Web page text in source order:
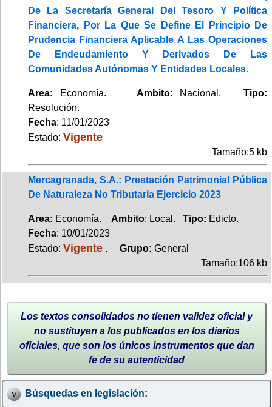
De La Secretaría General Del Tesoro Y Política
Financiera, Por La Que Se Define El Principio De
Prudencia Financiera Aplicable A Las Operaciones
De Endeudamiento Y Derivados De Las
Comunidades Autónomas Y Entidades Locales.
Area: Economía. Ambito: Nacional.Tipo:
Resolución.
Fecha: 11/01/2023
Estado: Vigente
Tamaño:5 kb
Mercagranada, S.A.: Prestación Patrimonial Pública
De Naturaleza No Tributaria Ejercicio 2023
Area: Economía. Ambito: Local. Tipo: Edicto.
Fecha: 10/01/2023
Estado: Vigente . Grupo: General
Tamaño:106 kb
Los textos consolidados no tienen validez oficial y
no sustituyen a los publicados en los diarios
oficiales, que son los únicos instrumentos que dan
fe de su autenticidad
Búsquedas en legislación: